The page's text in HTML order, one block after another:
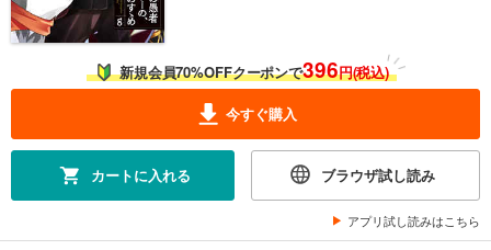
新規会員70%OFFクーポンで396円(税込)
今すぐ購入
カートに入れる ブラウザ試し読み
アプリ試し読みはこちら